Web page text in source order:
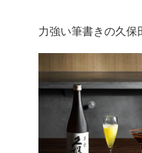
力強い筆書きの久保